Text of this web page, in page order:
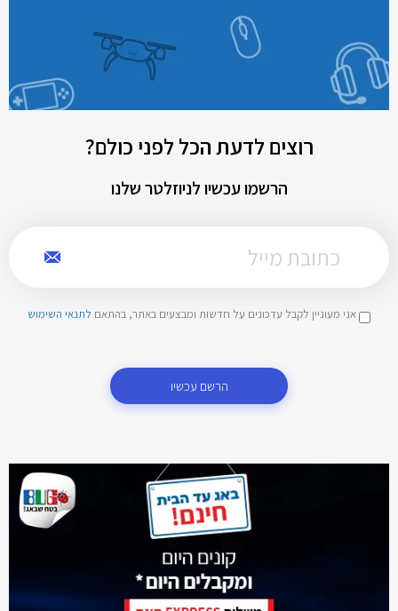
רוצים לדעת הכל לפני כולם?
הרשמו עכשיו לניוזלטר שלנו
אני מעוניין לקבל עדכונים על חדשות ומבצעים באתר, בהתאם לתנאי השימוש
הרשם עכשיו